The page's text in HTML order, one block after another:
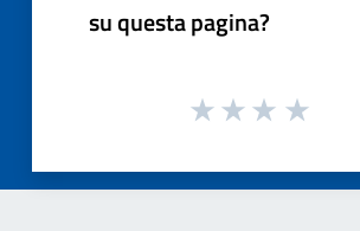
su questa pagina?